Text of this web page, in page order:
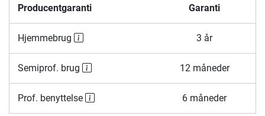
Producentgaranti Garanti
Hjemmebrug 3 år
Semiprof. brug 12 måneder
Prof. benyttelse 6 måneder